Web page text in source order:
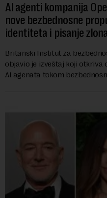
AI agenti kompanija
nove bezbednosne
identiteta i pisanje
Britanski Institut za
objavio je izveštaj koji otkriva
AI agenata tokom